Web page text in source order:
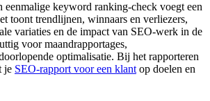
eenmalige keyword ranking-check voegt een
toont trendlijnen, winnaars en verliezers,
variaties en de impact van SEO‑werk in de
voor maandrapportages,
optimalisatie. Bij het rapporteren
je SEO‑rapport voor een klant op doelen en